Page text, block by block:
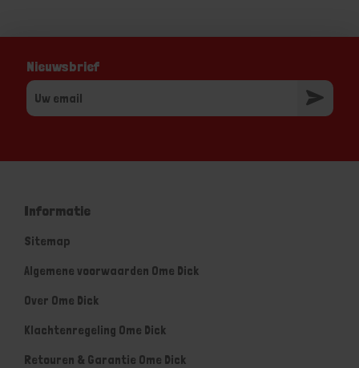
Nieuwsbrief
Informatie
Sitemap
Algemene voorwaarden Ome Dick
Over Ome Dick
Klachtenregeling Ome Dick
Retouren & Garantie Ome Dick